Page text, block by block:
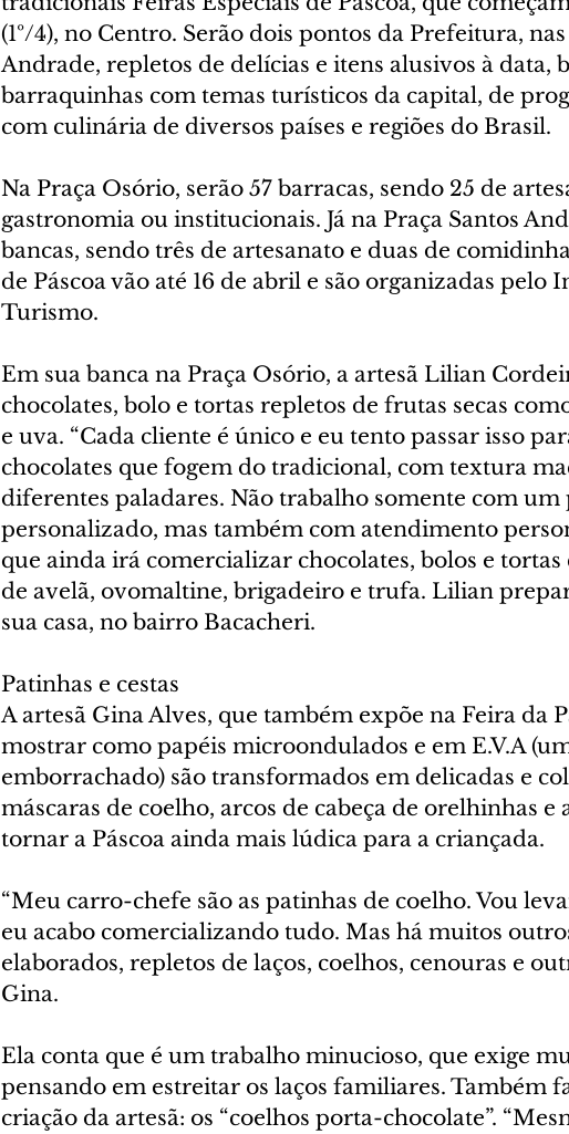
(1º/4), no Centro. Serão dois pontos da Prefeitura,
Andrade, repletos de delícias e itens alusivos à data,
barraquinhas com temas turísticos da capital, de
com culinária de diversos países e regiões do Brasil.
Na Praça Osório, serão 57 barracas, sendo 25 de
gastronomia ou institucionais. Já na Praça Santos
bancas, sendo três de artesanato e duas de
de Páscoa vão até 16 de abril e são organizadas
Turismo.
Em sua banca na Praça Osório, a artesã Lilian
chocolates, bolo e tortas repletos de frutas secas
e uva. “Cada cliente é único e eu tento passar isso
chocolates que fogem do tradicional, com textura
diferentes paladares. Não trabalho somente com
personalizado, mas também com atendimento
que ainda irá comercializar chocolates, bolos e
de avelã, ovomaltine, brigadeiro e trufa. Lilian
sua casa, no bairro Bacacheri.
Patinhas e cestas
A artesã Gina Alves, que também expõe na Feira da
mostrar como papéis microondulados e em E.V.A
emborrachado) são transformados em delicadas e
máscaras de coelho, arcos de cabeça de orelhinhas e
tornar a Páscoa ainda mais lúdica para a criançada.
“Meu carro-chefe são as patinhas de coelho. Vou
eu acabo comercializando tudo. Mas há muitos
elaborados, repletos de laços, coelhos, cenouras e
Gina.
Ela conta que é um trabalho minucioso, que exige
pensando em estreitar os laços familiares. Também
criação da artesã: os “coelhos porta-chocolate”.